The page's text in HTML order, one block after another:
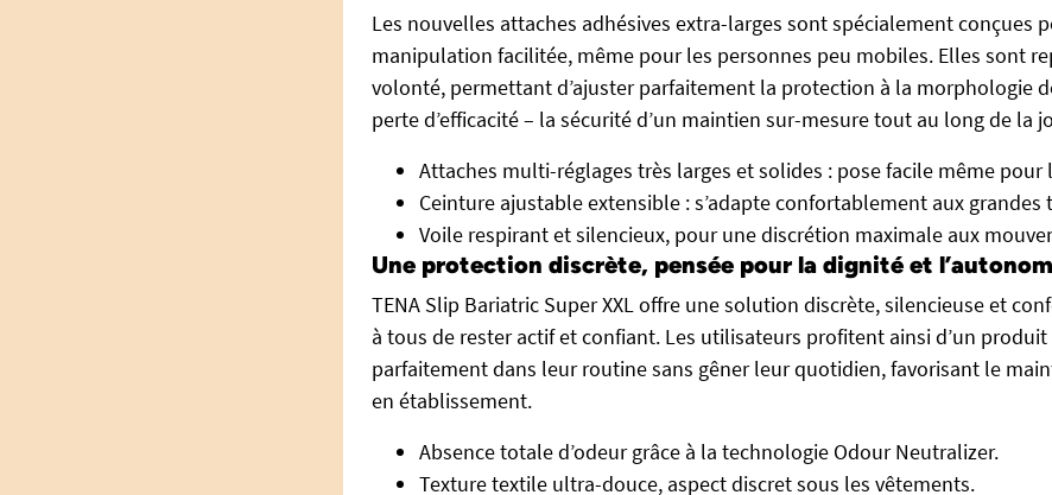
Les nouvelles attaches adhésives extra-larges sont spécialement conçues
manipulation facilitée, même pour les personnes peu mobiles. Elles sont
volonté, permettant d’ajuster parfaitement la protection à la morphologie
perte d’efficacité – la sécurité d’un maintien sur-mesure tout au long de la
Attaches multi-réglages très larges et solides : pose facile même pour
Ceinture ajustable extensible : s’adapte confortablement aux grandes
Voile respirant et silencieux, pour une discrétion maximale aux
Une protection discrète, pensée pour la dignité et
TENA Slip Bariatric Super XXL offre une solution discrète, silencieuse et
à tous de rester actif et confiant. Les utilisateurs profitent ainsi d’un produit
parfaitement dans leur routine sans gêner leur quotidien, favorisant le
en établissement.
Absence totale d’odeur grâce à la technologie Odour Neutralizer.
Texture textile ultra-douce, aspect discret sous les vêtements.